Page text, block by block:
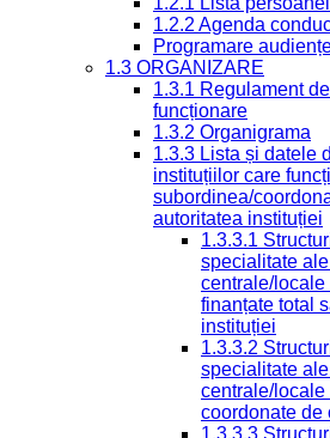
1.2.2 Agenda
Programare
1.3 ORGANIZARE
1.3.1 Regulament
funcționare
1.3.2 Organigrama
1.3.3 Lista și datele
instituțiilor care
subordinea/
autoritatea instituției
1.3.3.1
specialitate
centrale/
finanțate total
instituției
1.3.3.2
specialitate
centrale/
coordonate de
1.3.3.3